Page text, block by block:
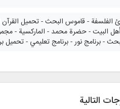
- قاموس البحث - تحميل القرآن
- أهل البيت - حضرة محمد - الماركسية -
- برنامج نور - برنامج تعليمي -
التالية